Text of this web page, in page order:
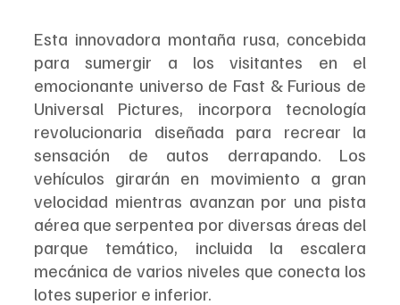
Esta innovadora montaña rusa, concebida
para sumergir a los visitantes en el
emocionante universo de Fast & Furious de
Universal Pictures, incorpora tecnología
revolucionaria diseñada para recrear la
sensación de autos derrapando. Los
vehículos girarán en movimiento a gran
velocidad mientras avanzan por una pista
aérea que serpentea por diversas áreas del
parque temático, incluida la escalera
mecánica de varios niveles que conecta los
lotes superior e inferior.